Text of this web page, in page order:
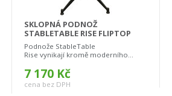
SKLOPNÁ PODNOŽ
STABLETABLE RISE FLIPTOP
Podnože StableTable
Rise vynikají kromě moderního...
7 170 Kč
cena bez DPH